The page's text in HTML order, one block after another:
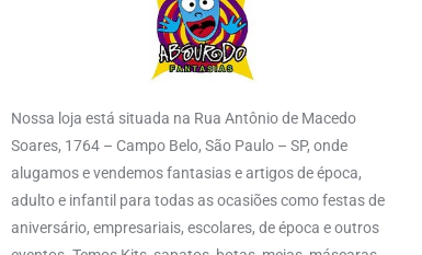
Nossa loja está situada na Rua Antônio de Macedo
Soares, 1764 – Campo Belo, São Paulo – SP, onde
alugamos e vendemos fantasias e artigos de época,
adulto e infantil para todas as ocasiões como festas de
aniversário, empresariais, escolares, de época e outros